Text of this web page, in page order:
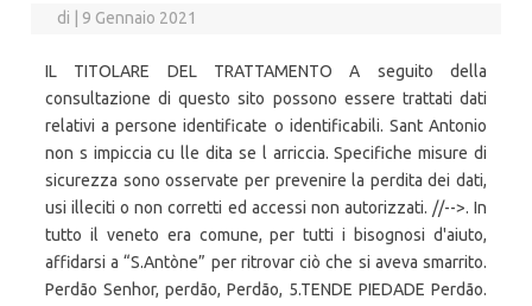
di 9 Gennaio 2021
IL TITOLARE DEL TRATTAMENTO A seguito della
consultazione di questo sito possono essere trattati dati
relativi a persone identificate o identificabili. Sant Antonio
non s impiccia cu lle dita se l arriccia. Specifiche misure di
sicurezza sono osservate per prevenire la perdita dei dati,
usi illeciti o non corretti ed accessi non autorizzati. //-->. In
tutto il veneto era comune, per tutti i bisognosi d'aiuto,
affidarsi a “S.Antòne” per ritrovar ciò che si aveva smarrito.
Perdão Senhor, perdão, Perdão, 5.TENDE PIEDADE Perdão.